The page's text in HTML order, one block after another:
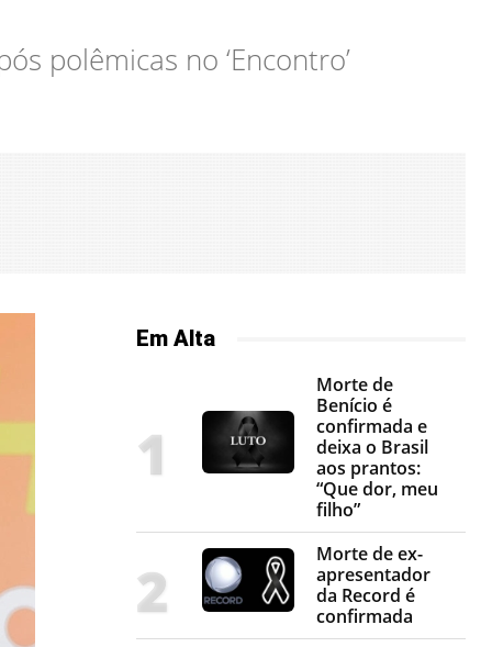
polêmicas no ‘Encontro’
Em Alta
Morte de
Benício é
confirmada e
deixa o Brasil
aos prantos:
“Que dor, meu
filho”
Morte de ex-
apresentador
da Record é
confirmada